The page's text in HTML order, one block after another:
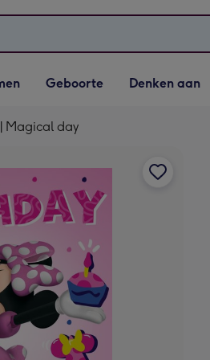
Vervolgkeuzelijst
Geboorte openen
Geboorte
Vervolgkeuzelijst
Denken aan openen
Denken aan
Magical day